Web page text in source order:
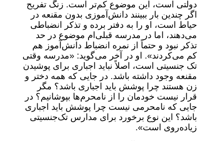
دولتی است، این موضوع کم‌تر است. زنگ تفریح
اگر چندین بار ببینند دانش‌آموزی بدون مقنعه در
حیاط است، او را به دفتر برده و تذکر انضباطی
می‌دهند، اما در مدرسه قبلی‌ام موضوع در حد
تذکر نبود و حتماً از نمره انضباط دانش‌آموز هم
کم می‌کردند». او در آخر می‌گوید: «مدرسه وقتی
تک جنسیتی است، اصلاً نباید اجباری برای پوشیدن
مقنعه وجود داشته باشد. در جایی که همه دختر و
زن هستند چرا پوشش باید اجباری باشد؟ مگر
قرار نیست خودمان را از نامحرم‌ها بپوشانیم؟ در
جایی که نامحرمی نیست چرا پوشش باید اجباری
باشد؟ این نوع برخورد برای مدارس تک‌جنسیتی
زیاده‌‌روی است».